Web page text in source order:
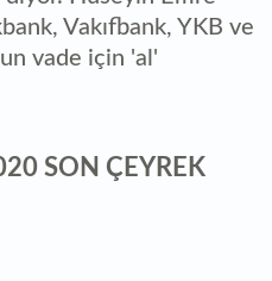
Vakıfbank, YKB ve
vade için 'al'
SON ÇEYREK